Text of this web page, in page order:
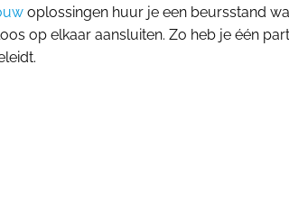
oplossingen huur je een beursstand
op elkaar aansluiten. Zo heb je één